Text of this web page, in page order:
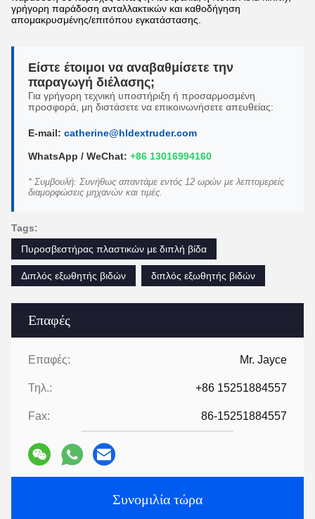
Επαφές
Επαφές: Mr. Jayce
Τηλ.: +86 15251884557
Fax: 86-15251884557
Συνομιλία τώρα
γρήγορη παράδοση ανταλλακτικών και καθοδήγηση
απομακρυσμένης/επιτόπου εγκατάστασης.
Είστε έτοιμοι να αναβαθμίσετε την
παραγωγή διέλασης;
Για γρήγορη τεχνική υποστήριξη ή προσαρμοσμένη
προσφορά, μη διστάσετε να επικοινωνήσετε απευθείας:
E-mail: catherine@hldextruder.com
WhatsApp / WeChat: +86 13016994160
* Συμβουλή: Συνήθως απαντάμε εντός 12 ωρών με λεπτομερείς
διαμορφώσεις μηχανών και τιμές.
Tags:
Πυροσβεστήρας πλαστικών με διπλή βίδα
Διπλός εξωθητής βιδών διπλός εξωθητής βιδών